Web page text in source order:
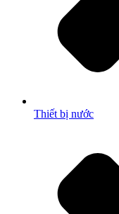
Thiết bị nước